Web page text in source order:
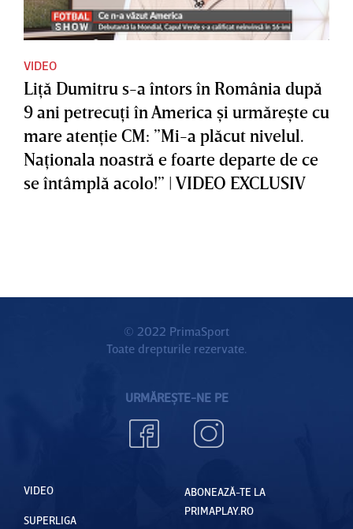
VIDEO
Liţă Dumitru s-a întors în România după
9 ani petrecuţi în America şi urmăreşte cu
mare atenţie CM: ”Mi-a plăcut nivelul.
Naţionala noastră e foarte departe de ce
se întâmplă acolo!” | VIDEO EXCLUSIV
© 2022 PrimaSport
Toate drepturile rezervate.
URMĂREȘTE-NE PE
VIDEO
SUPERLIGA
ABONEAZĂ-TE LA
PRIMAPLAY.RO